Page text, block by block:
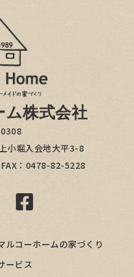
ム株式会社
小堀入会地大平3-8
：0478-82-5228
ルコーホームの家づくり
ービス